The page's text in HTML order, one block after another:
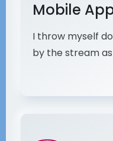
Mobile
I throw myself
by the stream